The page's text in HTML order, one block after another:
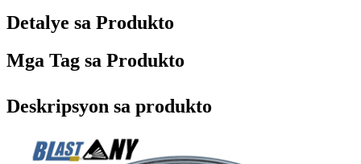
Detalye sa Produkto
Mga Tag sa Produkto
Deskripsyon sa produkto